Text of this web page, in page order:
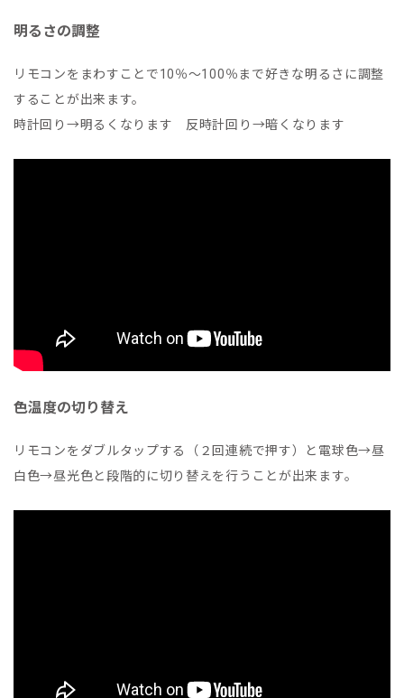
明るさの調整
リモコンをまわすことで10％～100％まで好きな明るさに調整
することが出来ます。
時計回り→明るくなります 反時計回り→暗くなります
色温度の切り替え
リモコンをダブルタップする（２回連続で押す）と電球色→昼
白色→昼光色と段階的に切り替えを行うことが出来ます。